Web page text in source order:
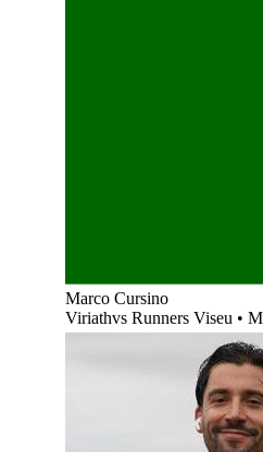
Marco Cursino
Viriathvs Runners Viseu •